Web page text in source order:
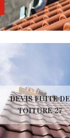
DEVIS FUITE DE
TOITURE 27